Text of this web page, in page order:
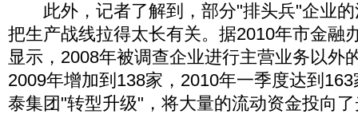
此外，记者了解到，部分"排头兵"企业的
把生产战线拉得太长有关。据2010年市金融
显示，2008年被调查企业进行主营业务以外
2009年增加到138家，2010年一季度达到
泰集团"转型升级"，将大量的流动资金投向